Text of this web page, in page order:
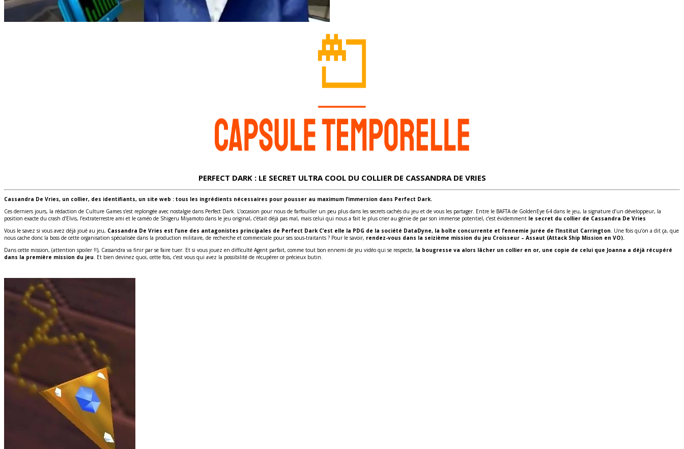
PERFECT DARK : LE SECRET ULTRA COOL DU COLLIER DE CASSANDRA DE VRIES
Cassandra De Vries, un collier, des identifiants, un site web : tous les ingrédients nécessaires pour pousser au maximum l’immersion dans Perfect Dark.
Ces derniers jours, la rédaction de Culture Games s’est replongée avec nostalgie dans Perfect Dark. L’occasion pour nous de farfouiller un peu plus dans les secrets cachés du jeu et de vous les partager. Entre le BAFTA de GoldenEye 64 dans le jeu, la signature d’un développeur, la
position exacte du crash d’Elvis, l’extraterrestre ami et le caméo de Shigeru Miyamoto dans le jeu original, c’était déjà pas mal, mais celui qui nous a fait le plus crier au génie de par son immense potentiel, c’est évidemment le secret du collier de Cassandra De Vries
Vous le savez si vous avez déjà joué au jeu, Cassandra De Vries est l’une des antagonistes principales de Perfect Dark C’est elle la PDG de la société DataDyne, la boîte concurrente et l’ennemie jurée de l’Institut Carrington . Une fois qu’on a dit ça, que
nous cache donc la boss de cette organisation spécialisée dans la production militaire, de recherche et commerciale pour ses sous-traitants ? Pour le savoir, rendez-vous dans la seizième mission du jeu Croisseur – Assaut (Attack Ship Mission en VO).
Dans cette mission, (attention spoiler !!), Cassandra va finir par se faire tuer. Et si vous jouez en difficulté Agent parfait, comme tout bon ennemi de jeu vidéo qui se respecte, la bougresse va alors lâcher un collier en or, une copie de celui que Joanna a déjà récupéré
dans la première mission du jeu . Et bien devinez quoi, cette fois, c’est vous qui avez la possibilité de récupérer ce précieux butin.